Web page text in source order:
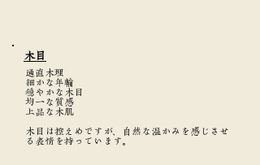
​木目
通直木理
細かな年輪
穏やかな木目
均一な質感
上品な木肌
木目は控えめですが、自然な温かみを感じさせ
る表情を持っています。